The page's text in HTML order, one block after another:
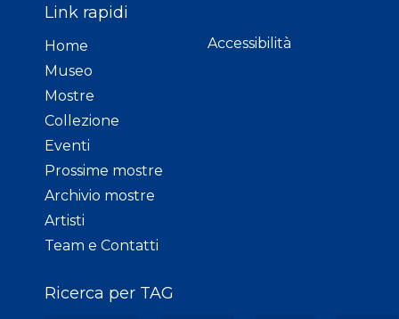
Link rapidi
Home
Museo
Mostre
Collezione
Eventi
Prossime mostre
Archivio mostre
Artisti
Team e Contatti
Accessibilità
Ricerca per TAG